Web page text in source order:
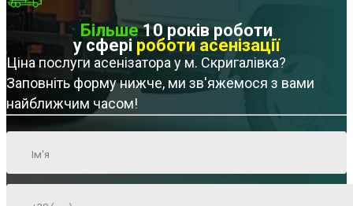
Більше10 років роботи
у сфері роботи асенізації
Ціна послуги асенізатора у м. Скригалівка?
Заповніть форму нижче, ми зв'яжемося з вами
найближчим часом!